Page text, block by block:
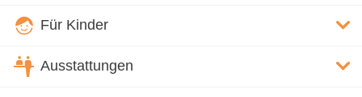
Für Kinder
Ausstattungen